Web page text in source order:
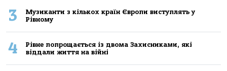
3
Музиканти з кількох країн Європи виступлять у
Рівному
4
Рівне попрощається із двома Захисниками, які
віддали життя на війні